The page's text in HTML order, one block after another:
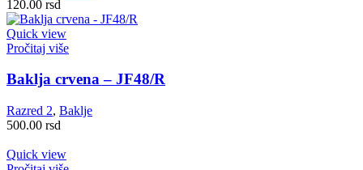
120.00 rsd
Quick view
Pročitaj više
Baklja crvena – JF48/R
Razred 2, Baklje
500.00 rsd
Quick view